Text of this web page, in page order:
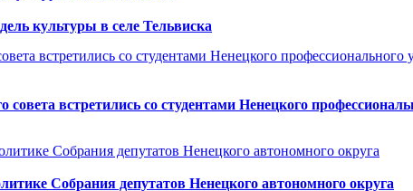
культуры в селе Тельвиска
встретились со студентами Ненецкого
Собрания депутатов Ненецкого автономного округа